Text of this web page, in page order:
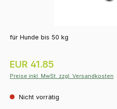
für Hunde bis 50 kg
Regulärer Preis:
EUR 41.85
Preise inkl. MwSt. zzgl. Versandkosten
Nicht vorrätig